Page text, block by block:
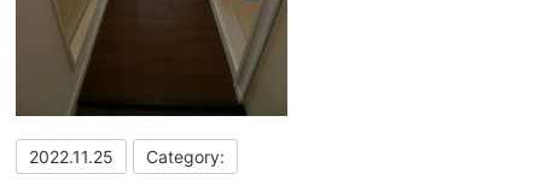
2022.11.25 Category: